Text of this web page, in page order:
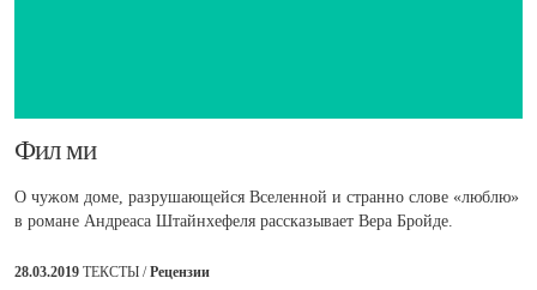
​Фил ми
О чужом доме, разрушающейся Вселенной и странно слове «люблю»
в романе Андреаса Штайнхефеля рассказывает Вера Бройде.
28.03.2019 ТЕКСТЫ /Рецензии